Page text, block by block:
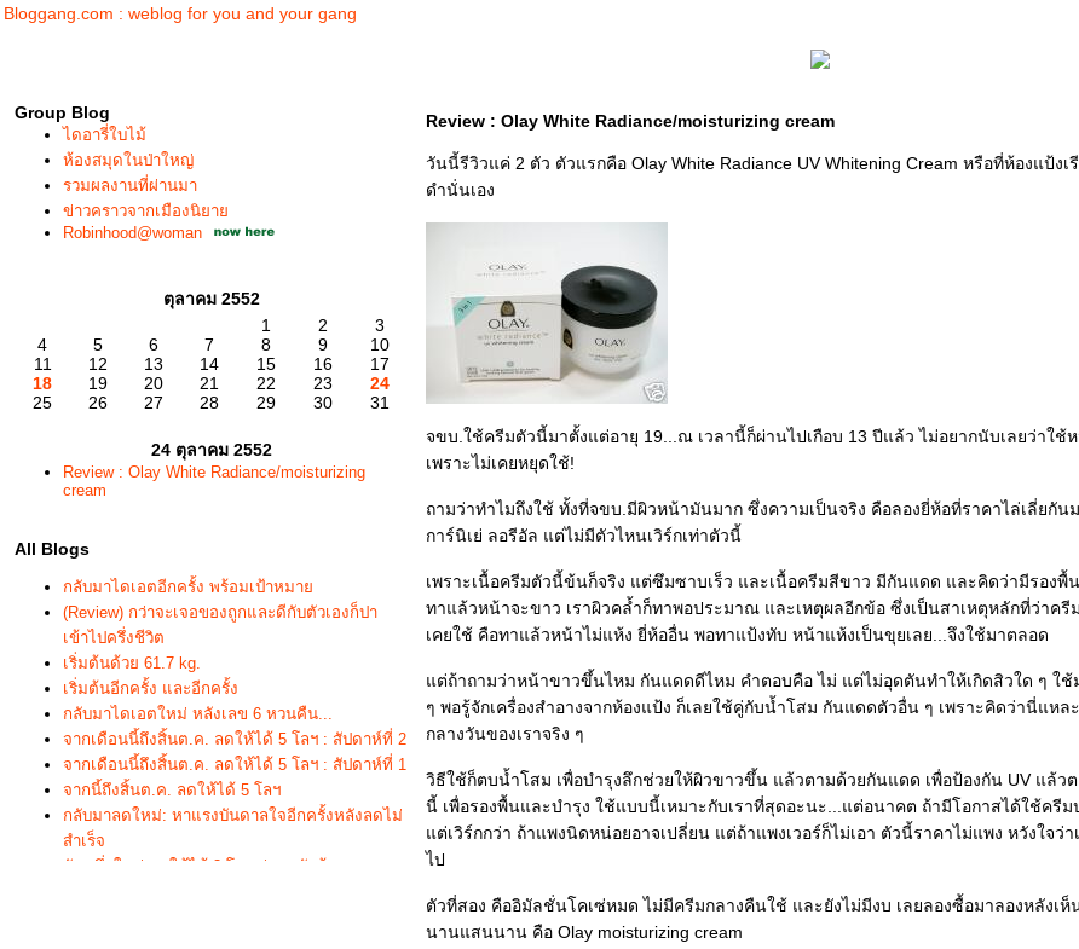
Bloggang.com : weblog for you and your gang
Group Blog
ไดอารี่ใบไม้
ห้องสมุดในป่าใหญ่
รวมผลงานที่ผ่านมา
ข่าวคราวจากเมืองนิยา
Robinhood@woman
ตุลาคม 2552
1
2
3
4
5 6 7 8 9
10
11
12 13 14 15 16
17
18
19 20 21 22 23
24
25
26 27 28 29 30 31
24 ตุลาคม 2552
Review : Olay White Radiance/moisturizing
cream
All Blogs
กลับมาไดเอตอีกครั้ง พร้อมเป้าหมา
(Review) กว่าจะเจอของถูกและดีกับตัวเองก็ปา
เข้าไปครึ่งชีวิต
เริ่มต้นด้วย 61.7 kg.
เริ่มต้นอีกครั้ง และอีกครั้ง
กลับมาไดเอตใหม่ หลังเลข 6 หวนคืน...
จากเดือนนี้ถึงสิ้นต.ค. ลดให้ได้ 5 โลฯ : สัปดาห์ที่ 2
จากเดือนนี้ถึงสิ้นต.ค. ลดให้ได้ 5 โลฯ : สัปดาห์ที่ 1
จากนี้ถึงสิ้นต.ค. ลดให้ได้ 5 โลฯ
กลับมาลดใหม่: หาแรงบันดาลใจอีกครั้งหลังลดไม่
สำเร็จ
นับหนึ่งใหม่ ลดให้ได้ 3 โลฯ ก่อนกลับบ้าน
Review : Olay White Radiance/moisturizing cream
วันนี้รีวิวแค่ 2 ตัว ตัวแรกคือ Olay White Radiance UV Whitening Cream หรือที่ห้องแป้งเ
ดำนั่นเอง
จขบ.ใช้ครีมตัวนี้มาตั้งแต่อายุ 19...ณ เวลานี้ก็ผ่านไปเกือบ 13 ปีแล้ว ไม่อยากนับเลยว่าใช้
เพราะไม่เคยหยุดใช้!
ถามว่าทำไมถึงใช้ ทั้งที่จขบ.มีผิวหน้ามันมาก ซึ่งความเป็นจริง คือลองยี่ห้อที่ราคาไล่เลี่ยกัน
การ์นิเย่ ลอรีอัล แต่ไม่มีตัวไหนเวิร์กเท่าตัวนี้
เพราะเนื้อครีมตัวนี้ข้นก็จริง แต่ซึมซาบเร็ว และเนื้อครีมสีขาว มีกันแดด และคิดว่ามีรองพื้
ทาแล้วหน้าจะขาว เราผิวคล้ำก็ทาพอประมาณ และเหตุผลอีกข้อ ซึ่งเป็นสาเหตุหลักที่ว่าค
เคยใช้ คือทาแล้วหน้าไม่แห้ง ยี่ห้ออื่น พอทาแป้งทับ หน้าแห้งเป็นขุยเลย...จึงใช้มาตลอด
ต่ถ้าถามว่าหน้าขาวขึ้นไหม กันแดดดีไหม คำตอบคือ ไม่ แต่ไม่อุดตันทำให้เกิดสิวใด ๆ ใช้
ๆ พอรู้จักเครื่องสำอางจากห้องแป้ง ก็เลยใช้คู่กับน้ำโสม กันแดดตัวอื่น ๆ เพราะคิดว่านี่แหล
กลางวันของเราจริง ๆ
วิธีใช้ก็ตบน้ำโสม เพื่อบำรุงลึกช่วยให้ผิวขาวขึ้น แล้วตามด้วยกันแดด เพื่อป้องกัน UV แล้วต
นี้ เพื่อรองพื้นและบำรุง ใช้แบบนี้เหมาะกับเราที่สุดอะนะ...แต่อนาคต ถ้ามีโอกาสได้ใช้ครีม
ต่เวิร์กกว่า ถ้าแพงนิดหน่อยอาจเปลี่ยน แต่ถ้าแพงเวอร์ก็ไม่เอา ตัวนี้ราคาไม่แพง หวังใจว่
ไป
ตัวที่สอง คืออิมัลชั่นโคเซ่หมด ไม่มีครีมกลางคืนใช้ และยังไม่มีงบ เลยลองซื้อมาลองหลังเห็
นานแสนนาน คือ Olay moisturizing cream